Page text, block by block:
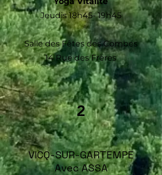
Jeudis 18h45- 19h45
Salle des Fêtes des Combes
14 Rue des Frères
2
VICQ-SUR-GARTEMPE
Avec ASSA